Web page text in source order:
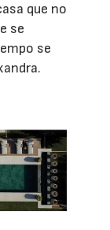
que no
se
se